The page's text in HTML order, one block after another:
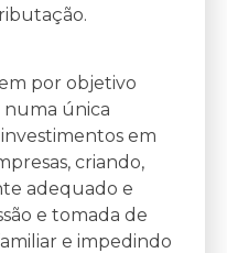
por objetivo
única
em
criando,
adequado e
e tomada de
e impedindo